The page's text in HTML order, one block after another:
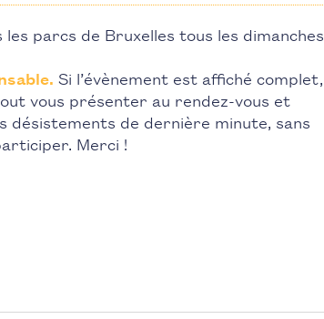
les parcs de Bruxelles tous les dimanches
Si l’évènement est affiché complet,
vous présenter au rendez-vous et
désistements de dernière minute, sans
Merci !